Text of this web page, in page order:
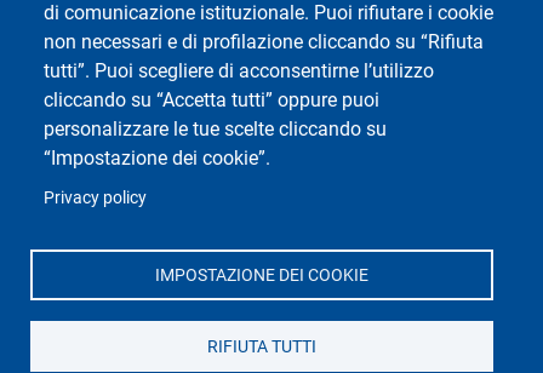
di comunicazione istituzionale. Puoi rifiutare i cookie
non necessari e di profilazione cliccando su “Rifiuta
tutti”. Puoi scegliere di acconsentirne l’utilizzo
cliccando su “Accetta tutti” oppure puoi
personalizzare le tue scelte cliccando su
“Impostazione dei cookie”.
Privacy policy
IMPOSTAZIONE DEI COOKIE
RIFIUTA TUTTI
Mappa del sito
Cookie settings